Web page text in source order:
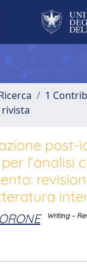
1
post-
l’analisi
Writing –